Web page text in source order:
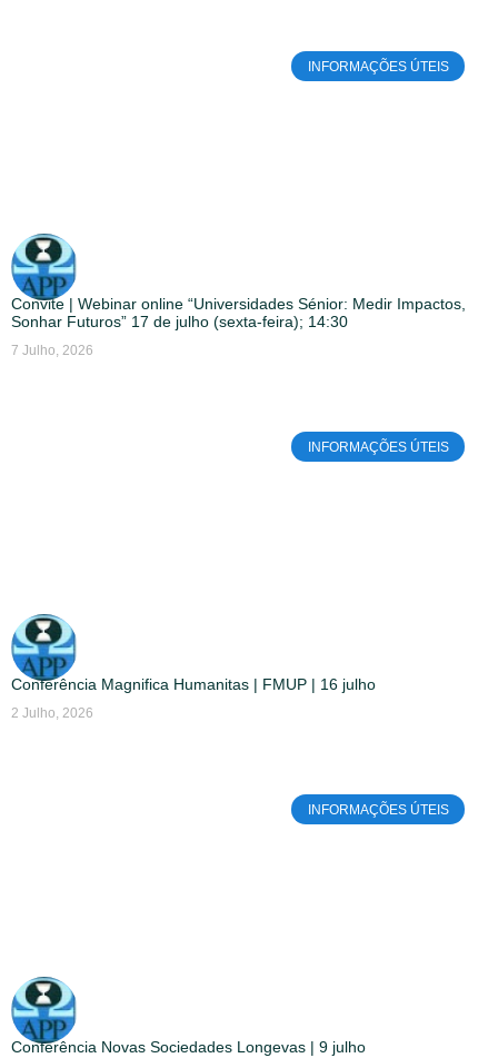
INFORMAÇÕES ÚTEIS
Convite | Webinar online “Universidades Sénior: Medir Impactos,
Sonhar Futuros” 17 de julho (sexta-feira); 14:30
7 Julho, 2026
INFORMAÇÕES ÚTEIS
Conferência Magnifica Humanitas | FMUP | 16 julho
2 Julho, 2026
INFORMAÇÕES ÚTEIS
Conferência Novas Sociedades Longevas | 9 julho